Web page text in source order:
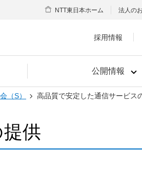
公開情報
NTT東日本ホーム 法人の
採用情報
（S） 高品質で安定した通信サービス
供